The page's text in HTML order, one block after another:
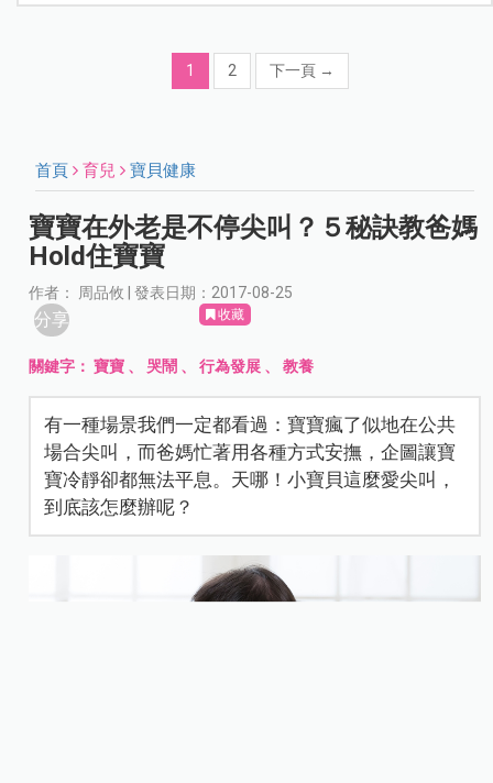
1 2 下一頁 →
首頁 育兒 寶貝健康
寶寶在外老是不停尖叫？５秘訣教爸媽
Hold住寶寶
作者： 周品攸 | 發表日期：2017-08-25
分享 收藏
關鍵字：寶寶 、 哭鬧 、行為發展 、教養
有一種場景我們一定都看過：寶寶瘋了似地在公共
場合尖叫，而爸媽忙著用各種方式安撫，企圖讓寶
寶冷靜卻都無法平息。天哪！小寶貝這麼愛尖叫，
到底該怎麼辦呢？